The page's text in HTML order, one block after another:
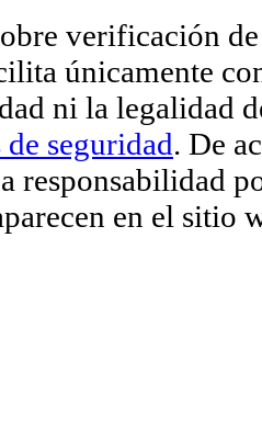
verificación
únicamente
ni la legalidad
de seguridad. De
responsabilidad
en el sitio